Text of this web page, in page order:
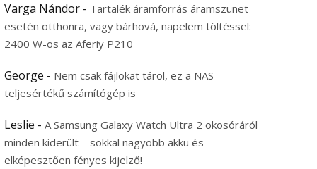
Varga Nándor - Tartalék áramforrás áramszünet
esetén otthonra, vagy bárhová, napelem töltéssel:
2400 W-os az Aferiy P210
George - Nem csak fájlokat tárol, ez a NAS
teljesértékű számítógép is
Leslie - A Samsung Galaxy Watch Ultra 2 okosóráról
minden kiderült – sokkal nagyobb akku és
elképesztően fényes kijelző!